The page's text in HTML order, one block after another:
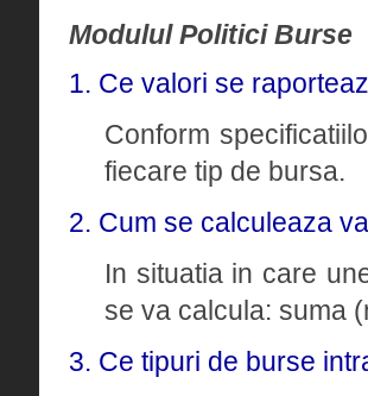
Modulul Politici Burse
1. Ce valori se
Conform
fiecare tip de bursa.
2. Cum se calculeaza
In situatia in care
se va calcula: suma
3. Ce tipuri de burse